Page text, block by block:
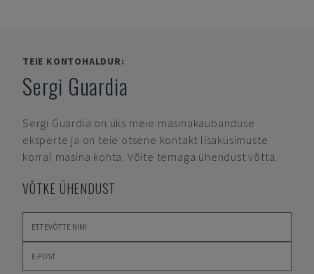
TEIE KONTOHALDUR:
Sergi Guardia
Sergi Guardia on üks meie masinakaubanduse
eksperte ja on teie otsene kontakt lisaküsimuste
korral masina kohta. Võite temaga ühendust võtta.
VÕTKE ÜHENDUST